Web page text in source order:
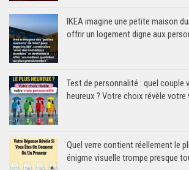
IKEA imagine une petite maison
offrir un logement digne aux
Test de personnalité : quel couple
heureux ? Votre choix révèle votre
Quel verre contient réellement le
énigme visuelle trompe presque